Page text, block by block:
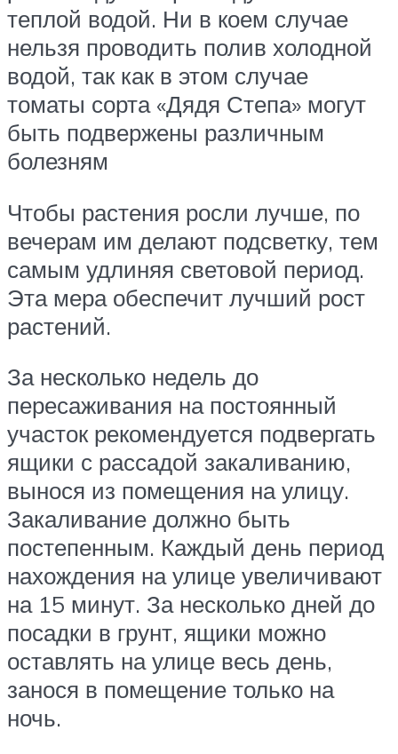
теплой водой. Ни в коем случае
нельзя проводить полив холодной
водой, так как в этом случае
томаты сорта «Дядя Степа» могут
быть подвержены различным
болезням
Чтобы растения росли лучше, по
вечерам им делают подсветку, тем
самым удлиняя световой период.
Эта мера обеспечит лучший рост
растений.
За несколько недель до
пересаживания на постоянный
участок рекомендуется подвергать
ящики с рассадой закаливанию,
вынося из помещения на улицу.
Закаливание должно быть
постепенным. Каждый день период
нахождения на улице увеличивают
на 15 минут. За несколько дней до
посадки в грунт, ящики можно
оставлять на улице весь день,
занося в помещение только на
ночь.